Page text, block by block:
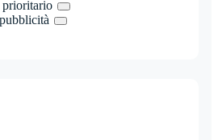
prioritario